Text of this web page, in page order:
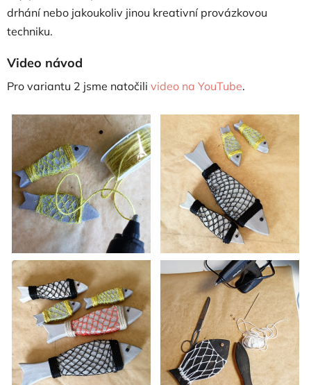
drhání nebo jakoukoliv jinou kreativní provázkovou
techniku.
Video návod
Pro variantu 2 jsme natočili video na YouTube.